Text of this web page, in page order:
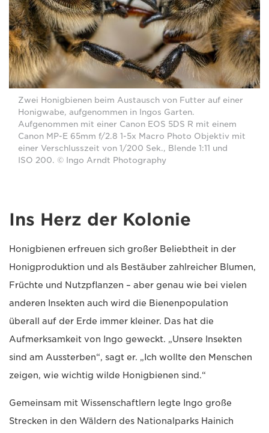
Zwei Honigbienen beim Austausch von Futter auf einer
Honigwabe, aufgenommen in Ingos Garten.
Aufgenommen mit einer Canon EOS 5DS R mit einem
Canon MP-E 65mm f/2.8 1-5x Macro Photo Objektiv mit
einer Verschlusszeit von 1/200 Sek., Blende 1:11 und
ISO 200. © Ingo Arndt Photography
Ins Herz der Kolonie
Honigbienen erfreuen sich großer Beliebtheit in der
Honigproduktion und als Bestäuber zahlreicher Blumen,
Früchte und Nutzpflanzen – aber genau wie bei vielen
anderen Insekten auch wird die Bienenpopulation
überall auf der Erde immer kleiner. Das hat die
Aufmerksamkeit von Ingo geweckt. „Unsere Insekten
sind am Aussterben“, sagt er. „Ich wollte den Menschen
zeigen, wie wichtig wilde Honigbienen sind.“
Gemeinsam mit Wissenschaftlern legte Ingo große
Strecken in den Wäldern des Nationalparks Hainich